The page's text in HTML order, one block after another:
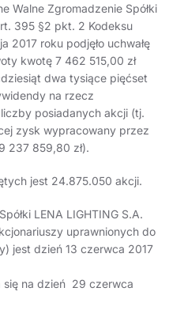
Walne Zgromadzenie Spółki
395 §2 pkt. 2 Kodeksu
2017 roku podjęło uchwałę
kwotę 7 462 515,00 zł
dwa tysiące pięćset
na rzecz
posiadanych akcji (tj.
zysk wypracowany przez
237 859,80 zł).
jest 24.875.050 akcji.
LENA LIGHTING S.A.
uprawnionych do
jest dzień 13 czerwca 2017
się na dzień 29 czerwca